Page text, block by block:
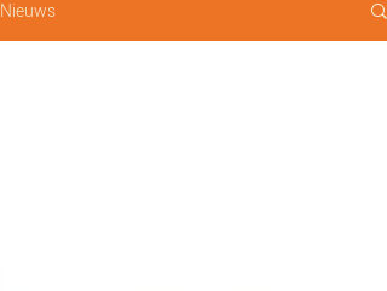
Nieuws